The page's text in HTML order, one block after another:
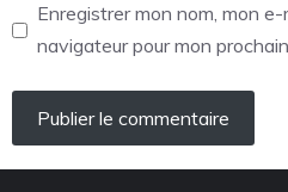
Enregistrer mon nom, mon
navigateur pour mon